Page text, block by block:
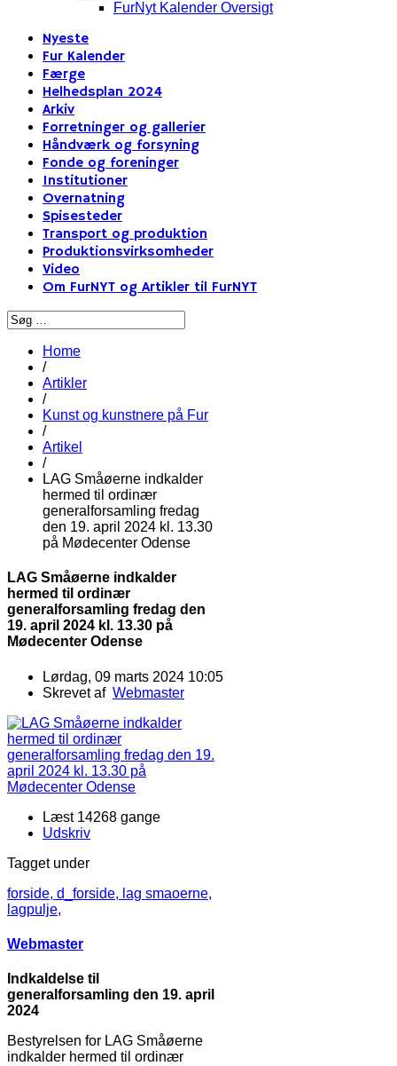
FurNyt Kalender Oversigt
Nyeste
Fur Kalender
Færge
Helhedsplan 2024
Arkiv
Forretninger og gallerier
Håndværk og forsyning
Fonde og foreninger
Institutioner
Overnatning
Spisesteder
Transport og produktion
Produktionsvirksomheder
Video
Om FurNYT og Artikler til FurNYT
Home
/
Artikler
/
Kunst og kunstnere på Fur
/
Artikel
/
LAG Småøerne indkalder
hermed til ordinær
generalforsamling fredag
den 19. april 2024 kl. 13.30
på Mødecenter Odense
LAG Småøerne indkalder
hermed til ordinær
generalforsamling fredag den
19. april 2024 kl. 13.30 på
Mødecenter Odense
Lørdag, 09 marts 2024 10:05
Skrevet af Webmaster
Læst 14268 gange
Udskriv
Tagget under
forside, d_forside, lag smaoerne,
lagpulje,
Webmaster
Indkaldelse til
generalforsamling den 19. april
2024
Bestyrelsen for LAG Småøerne
indkalder hermed til ordinær